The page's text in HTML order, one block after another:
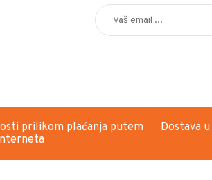
prilikom plaćanja putem
Dostava